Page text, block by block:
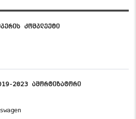
კომპლექტი
2023 ამორტიზატორი